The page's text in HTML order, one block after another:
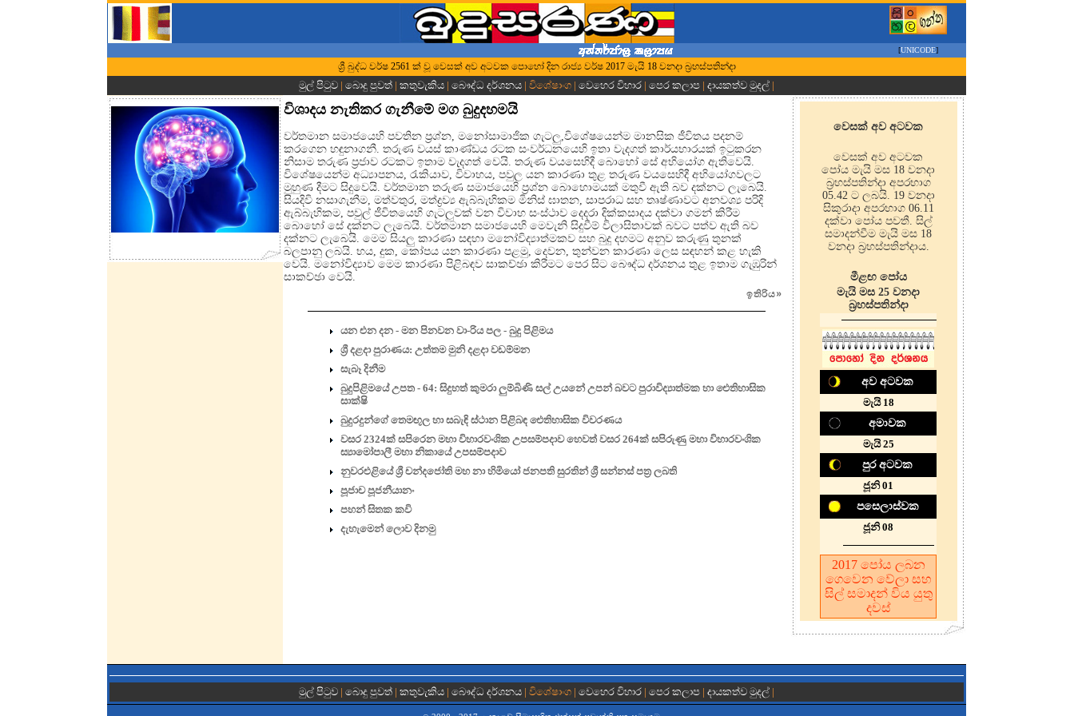
[UNICODE]
ශ්‍රී බුද්ධ වර්ෂ 2561 ක් වූ වෙසක් අව අටවක පොහෝ දින රාජ්‍ය වර්ෂ 2017 මැයි 18 වනදා බ්‍රහස්පතින්දා
මුල් පිටුව | බොදු පුවත් | කතුවැකිය | බෞද්ධ දර්ශනය | විශේෂාංග | වෙහෙර විහාර | පෙර කලාප | දායකත්ව මුදල් |
විශාදය නැතිකර ගැනීමේ මග බුදුදහමයි
වර්තමාන සමාජයෙහි පවතින ප්‍රශ්න, මනෝසාමාජික ගැටලු,විශේෂයෙන්ම මානසික ජීවිතය පදනම්
කරගෙන හඳුනාගනී. තරුණ වයස් කාණ්ඩය රටක සංවර්ධනයෙහි ඉතා වැදගත් කාර්යභාරයක් ඉටුකරන
නිසාම තරුණ ප්‍රජාව රටකට ඉතාම වැදගත් වෙයි. තරුණ වයසෙහිදී බොහෝ සේ අභියෝග ඇතිවෙයි.
විශේෂයෙන්ම අධ්‍යාපනය, රැකියාව, විවාහය, පවුල යන කාරණා තුළ තරුණ වයසෙහිදී අභියෝගවලට
මුහුණ දීමට සිදුවෙයි. වර්තමාන තරුණ සමාජයෙහි ප්‍රශ්න බොහොමයක් මතුවී ඇති බව දක්නට ලැබෙයි.
සියදිවි නසාගැනීම, මත්වතුර, මත්ද්‍රව්‍ය ඇබ්බැහිකම මිනිස් ඝාතන, සාපරාධ සහ තෘෂ්ණාවට අනවශ්‍ය පරිදි
ඇබ්බැහිකම, පවුල් ජීවිතයෙහි ගැටලුවක් වන විවාහ සංස්ථාව දෙදරා දික්කසාදය දක්වා ගමන් කිරීම
බොහෝ සේ දක්නට ලැබෙයි. වර්තමාන සමාජයෙහි මෙවැනි සිදුවීම් විලාසිතාවක් බවට පත්ව ඇති බව
දක්නට ලැබෙයි. මෙම සියලු කාරණා සඳහා මනෝවිද්‍යාත්මකව සහ බුදු දහමට අනුව කරුණු තුනක්
බලපානු ලබයි. භය, දුක, කෝපය යන කාරණා පළමු, දෙවන, තුන්වන කාරණා ලෙස සඳහන් කළ හැකි
වෙයි. මනෝවිද්‍යාව මෙම කාරණා පිළිබඳව සාකච්ඡා කිරීමට පෙර සිට බෞද්ධ දර්ශනය තුළ ඉතාම ගැඹුරින්
සාකච්ඡා වෙයි.
ඉතිරිය»
වෙසක් අව අටවක
වෙසක් අව අටවක
පෝය මැයි මස 18 වනදා
බ්‍රහස්පතින්දා අපරභාග
05.42 ට ලබයි. 19 වනදා
සිකුරාදා අපරභාග 06.11
දක්වා පෝය පවතී. සිල්
සමාදන්වීම මැයි මස 18
වනදා බ්‍රහස්පතින්දාය.
මීළඟ පෝය
මැයි මස 25 වනදා
බ්‍රහස්පතින්දා
අව අටවක
මැයි 18
අමාවක
මැයි 25
පුර අටවක
ජූනි 01
පසෙලාස්වක
ජූනි 08
2017 පෝය ලබන
ගෙවෙන වේලා සහ
සිල් සමාදන් විය යුතු
දවස්
යන එන දන - මන පිනවන වා-රිය පල - බුදු පිළිමය
ශ්‍රී දළදා පුරාණය: උත්තම මුනි දළදා වඩම්මන
සැබෑ දිනීම
බුදුපිළිමයේ උපත - 64: සිදුහත් කුමරා ලුම්බිණි සල් උයනේ උපන් බවට පුරාවිද්‍යාත්මක හා ඓතිහාසික
සාක්ෂි
බුදුරදුන්ගේ තෙමඟුල හා සබැඳි ස්ථාන පිළිබඳ ඓතිහාසික විවරණය
වසර 2324ක් සපිරෙන මහා විහාරවංශික උපසම්පදාව හෙවත් වසර 264ක් සපිරුණු මහා විහාරවංශික
ස්‍යාමෝපාලී මහා නිකායේ උපසම්පදාව
නුවරඑළියේ ශ්‍රී චන්දජෝති මහ නා හිමියෝ ජනපති සුරතින් ශ්‍රී සන්නස් පත්‍ර ලබති
පූජාච පූජනීයානං
පහන් සිතක කවි
දැහැමෙන් ලොව දිනමු
මුල් පිටුව | බොදු පුවත් | කතුවැකිය | බෞද්ධ දර්ශනය | විශේෂාංග | වෙහෙර විහාර | පෙර කලාප | දායකත්ව මුදල් |